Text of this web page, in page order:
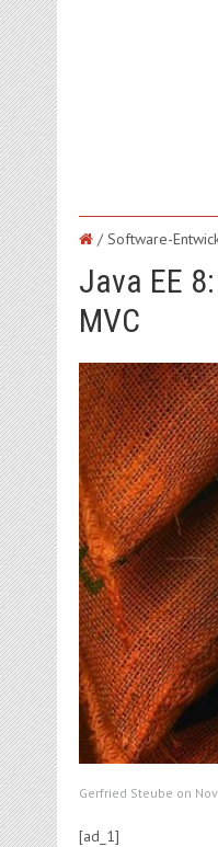
/ Software-
Java EE
MVC
Gerfried Steube on
[ad_1]